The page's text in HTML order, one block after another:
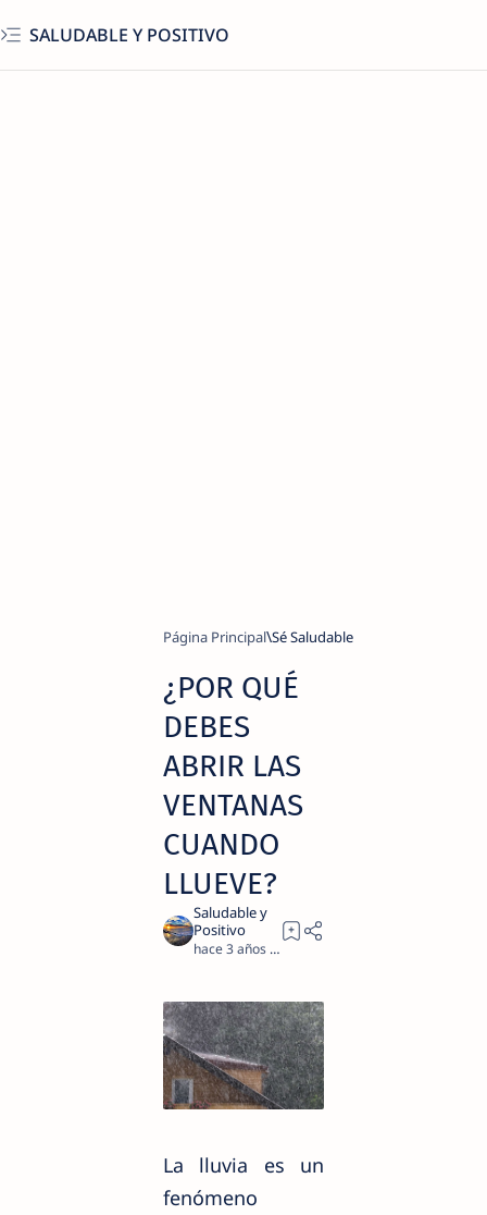
SALUDABLE Y POSITIVO
Página Principal Sé Saludable
¿POR QUÉ
DEBES
ABRIR LAS
VENTANAS
CUANDO
LLUEVE?
hace 3 años 2
La lluvia es un
fenómeno